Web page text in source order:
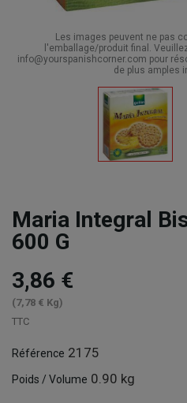
Les images peuvent ne pas
l'emballage/produit final.
info@yourspanishcorner.com pour
de plus amples
Maria Integral
600 G
3,86 €
(7,78 € Kg)
TTC
Référence 2175
Poids / Volume 0.90 kg